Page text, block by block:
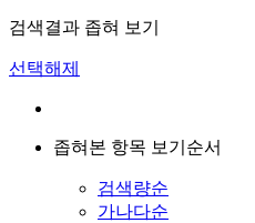
검색결과 좁혀 보기
선택해제
좁혀본 항목 보기순서
검색량순
가나다순